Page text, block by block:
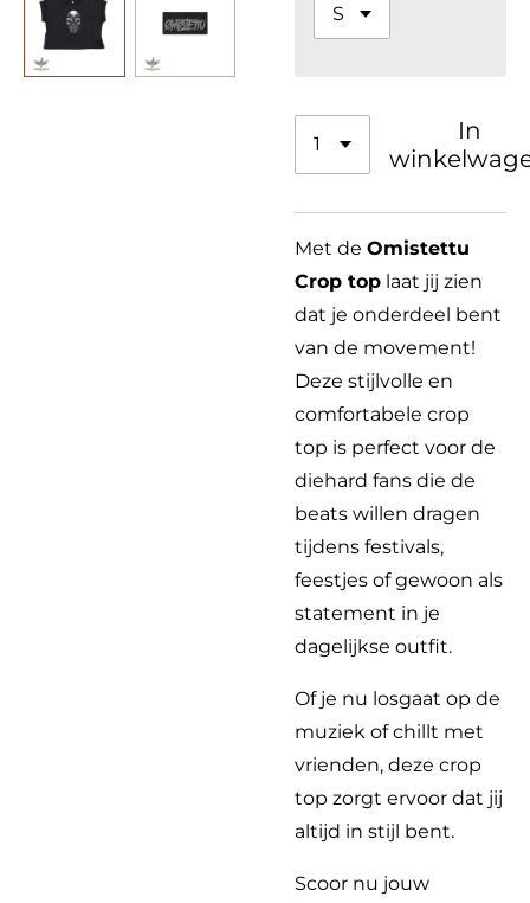
In
Met de Omistettu
Crop top laat jij zien
dat je onderdeel bent
van de movement!
Deze stijlvolle en
comfortabele crop
top is perfect voor de
diehard fans die de
beats willen dragen
tijdens festivals,
feestjes of gewoon als
statement in je
dagelijkse outfit.
Of je nu losgaat op de
muziek of chillt met
vrienden, deze crop
top zorgt ervoor dat jij
altijd in stijl bent.
Scoor nu jouw